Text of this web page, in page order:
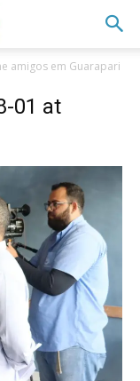
amigos em Guarapari
01 at